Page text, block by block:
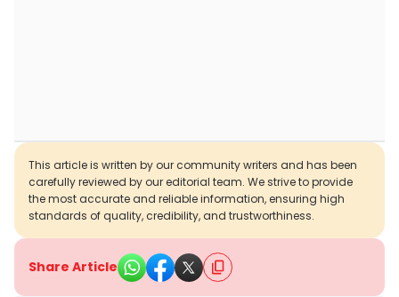
This article is written by our community writers and has been
carefully reviewed by our editorial team. We strive to provide
the most accurate and reliable information, ensuring high
standards of quality, credibility, and trustworthiness.
Share Article